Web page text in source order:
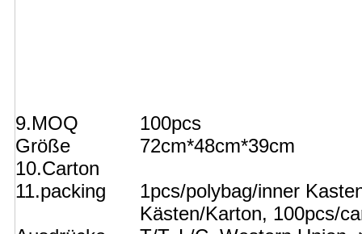
9.MOQ
100pcs
Größe
10.Carton
72cm*48cm*39cm
11.packing
1pcs/polybag/inner
Kästen/Karton, 100pcs/